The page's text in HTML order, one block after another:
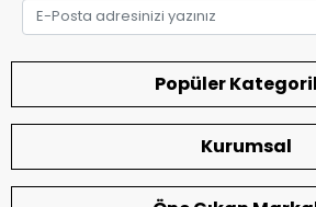
Popüler
Kurumsal